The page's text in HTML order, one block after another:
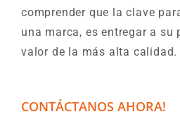
comprender que la clave
una marca, es entregar a
valor de la más alta calidad.
CONTÁCTANOS AHORA!